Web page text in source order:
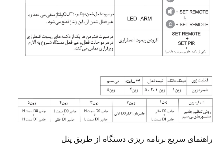
راهنمای سریع برنامه ریزی دستگاه از طریق پنل